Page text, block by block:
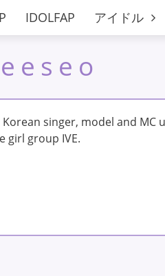
IDOLFAP アイドル
Korean singer, model and
girl group IVE.